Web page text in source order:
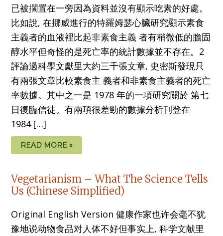
已被擱置在一旁因為資料並沒有顯示吃素的好處。
比如說, 在挪威進行的特羅姆瑟心臟研究顯示素食
主義者的血液裡比起非素食主義 者有稍微低的膽固
醇水平但奇怪的是死亡率的統計數據並不存在。2
評論過科學文獻里大約三千張文章, 史密斯發現只
有兩張文章比較素食主 義者和非素食主義者的死亡
率數據。其中之一是 1978 年的一項研究關於 第七
日復臨信徒。有兩項很差勁的數據分析刊登在
1984 […]
READ MORE »
Vegetarianism – What The Science Tells
Us (Chinese Simplified)
Original English Version 健康作家也许会毫不犹
豫地说动物食品对人体不好但事实上, 科学文献里